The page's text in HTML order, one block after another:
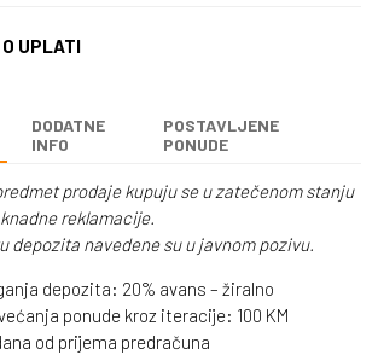
UPLATI
DODATNE
INFO
POSTAVLJENE
PONUDE
prodaje kupuju se u zatečenom stanju
reklamacije.
depozita navedene su u javnom pozivu.
depozita: 20% avans – žiralno
ponude kroz iteracije: 100 KM
od prijema predračuna